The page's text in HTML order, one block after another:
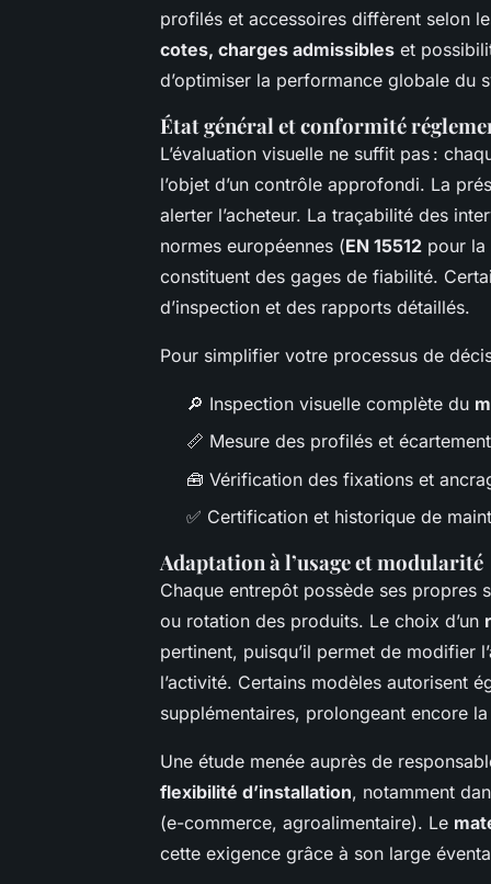
profilés et accessoires diffèrent selon
cotes, charges admissibles et
d’optimiser la performance globale du
État général et conformité
L’évaluation visuelle ne suffit pas :
l’objet d’un contrôle approfondi. La
alerter l’acheteur. La traçabilité des
normes européennes (EN 15512 pour
constituent des gages de fiabilité.
d’inspection et des rapports détaillés.
Pour simplifier votre processus de
🔎 Inspection visuelle complète du
📏 Mesure des profilés et
🧰 Vérification des fixations et
✅ Certification et historique de
Adaptation à l’usage et modularité
Chaque entrepôt possède ses propres
ou rotation des produits. Le choix d’un
pertinent, puisqu’il permet de modifier
l’activité. Certains modèles autorisent
supplémentaires, prolongeant encore
Une étude menée auprès de
flexibilité d’installation, notamment
(e-commerce, agroalimentaire). Le
cette exigence grâce à son large